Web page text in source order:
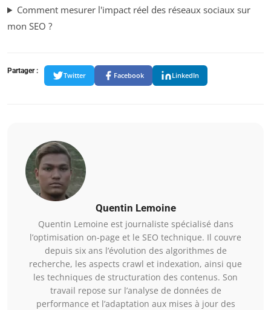
Comment mesurer l'impact réel des réseaux sociaux sur
mon SEO ?
Partager :
Twitter Facebook LinkedIn
Quentin Lemoine
Quentin Lemoine est journaliste spécialisé dans
l’optimisation on-page et le SEO technique. Il couvre
depuis six ans l’évolution des algorithmes de
recherche, les aspects crawl et indexation, ainsi que
les techniques de structuration des contenus. Son
travail repose sur l’analyse de données de
performance et l’adaptation aux mises à jour des